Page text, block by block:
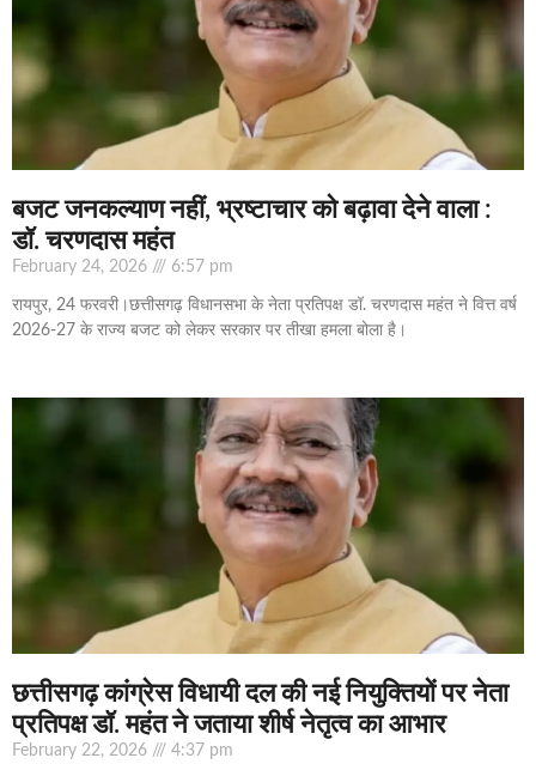
बजट जनकल्याण नहीं, भ्रष्टाचार को बढ़ावा देने वाला :
डॉ. चरणदास महंत
February 24, 2026 6:57 pm
रायपुर, 24 फरवरी।छत्तीसगढ़ विधानसभा के नेता प्रतिपक्ष डॉ. चरणदास महंत ने वित्त वर्ष
2026-27 के राज्य बजट को लेकर सरकार पर तीखा हमला बोला है।
छत्तीसगढ़ कांग्रेस विधायी दल की नई नियुक्तियों पर नेता
प्रतिपक्ष डॉ. महंत ने जताया शीर्ष नेतृत्व का आभार
February 22, 2026 4:37 pm